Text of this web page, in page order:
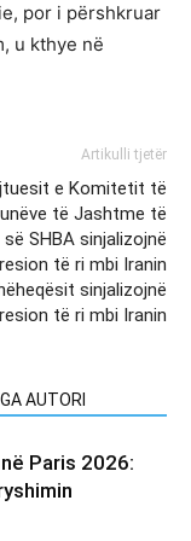
por i përshkruar
u kthye në
Artikulli tjetër
e Komitetit të
të Jashtme të
së SHBA sinjalizojnë
të ri mbi Iranin
sinjalizojnë
të ri mbi Iranin
AUTORI
Paris 2026: